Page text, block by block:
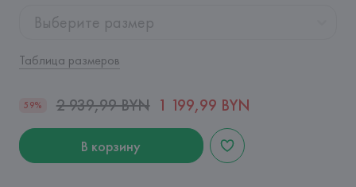
Выберите размер
Таблица размеров
59% 2 939,99 BYN 1 199,99 BYN
В корзину